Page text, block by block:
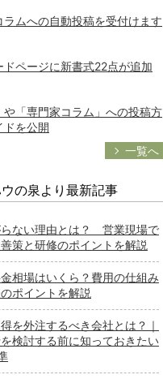
ムへの自動投稿を受付けます
ページに新書式22点が追加
や「専門家コラム」への投稿方
ドを公開
一覧へ
の泉より最新記事
らない理由とは？ 営業現場で
策と研修のポイントを解説
相場はいくら？費用の仕組み
ポイントを解説
を外注するべき会社とは？｜
検討する前に知っておきたい